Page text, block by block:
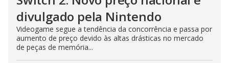
divulgado pela Nintendo
Videogame segue a tendência da concorrência e passa por
aumento de preço devido às altas drásticas no mercado
de peças de memória...